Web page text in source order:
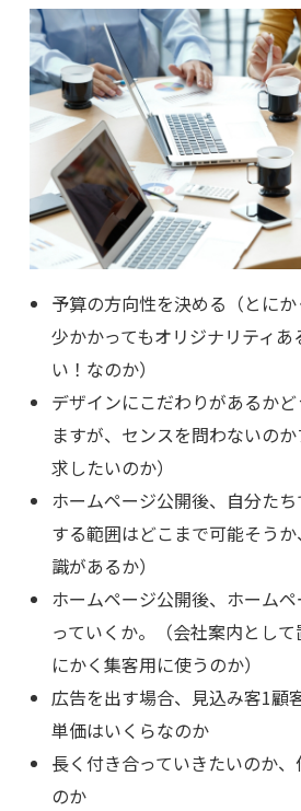
予算の方向性を決める（とに
少かかってもオリジナリティ
い！なのか）
デザインにこだわりがあるか
ますが、センスを問わないの
求したいのか）
ホームページ公開後、自分た
する範囲はどこまで可能そう
識があるか）
ホームページ公開後、ホーム
っていくか。（会社案内とし
にかく集客用に使うのか）
広告を出す場合、見込み客1顧
単価はいくらなのか
長く付き合っていきたいのか
のか